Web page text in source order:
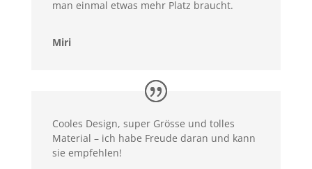
man einmal etwas mehr Platz braucht.
Miri
Cooles Design, super Grösse und tolles
Material – ich habe Freude daran und kann
sie empfehlen!